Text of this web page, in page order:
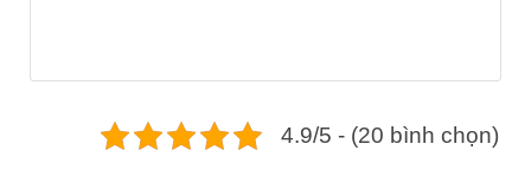
4.9/5 - (20 bình chọn)